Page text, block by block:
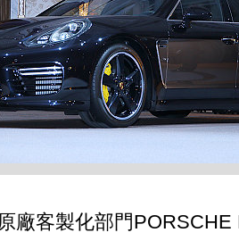
廠客製化部門